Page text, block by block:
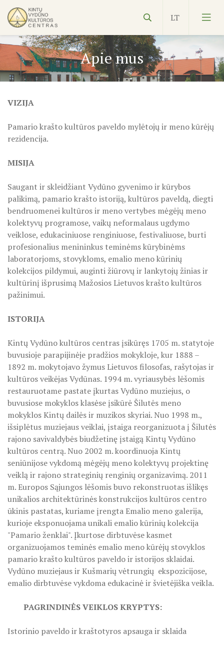
Ekspozicijos
NVŠ
Veiklos planas
KILNOJAMOJI Emalio darbų paroda KLAIPĖDOS
ŠILUTĖS ŽRVVG ,,ŽUVĖJŲ KRAŠTAS" PROJEKTAS 2025/
KULTŪROS MINISTERIJOS PROJEKTAS ''KODAS:
KPD PROJEKTAS ,,MAŽOSIOS LIETUVOS MOKYKLA-
KPD PROJEKTAS ,,MAŽOSIOS LIETUVOS MOKYKLA-
KPD PROJEKTAS ,,MAŽOSIOS LIETUVOS MOKYKLA-
KPD PROJEKTAS ,,MAŽOSIOS LIETUVOS MOKYKLA-
PROJEKTAS ,,KULTŪROS SKŪNĖ". Pavasario keramikos
PROJEKTAS ,,KULTŪROS SKŪNĖ". Keramikos dirbtuvėse-
PROJEKTAS ,,KULTŪROS SKŪNĖ". Apie projektą spaudoje
PROJEKTAS ,,KULTŪROS SKŪNĖ". Keramikos dirbtuvių
PROJEKTAS ,,KULTŪROS SKŪNĖ". Keramikos dirbtuvės
ES PROJEKTAS GENIUS LOCI. Išleistas bukletas ,,Vydūno
BAIGIAMAS ES PROJEKTAS GENIUS LOCI
ES PROJEKTAS GENIUS LOCI. Vydūno šviesos festivalis.
ES PROJEKTAS GENIUS LOCI. Vydūno šviesos festivalis.
ES PROJEKTAS GENIUS LOCI. Įrengtas Vydūno suolelis
ES PROJEKTAS GENIUS LOCI. Kieme ,,dygsta"
Apie mus
VIZIJA
Pamario krašto kultūros paveldo mylėtojų ir meno kūrėjų
rezidencija.
MISIJA
Saugant ir skleidžiant Vydūno gyvenimo ir kūrybos
palikimą, pamario krašto istoriją, kultūros paveldą, diegti
bendruomenei kultūros ir meno vertybes mėgėjų meno
kolektyvų programose, vaikų neformalaus ugdymo
veiklose, edukaciniuose renginiuose, festivaliuose, burti
profesionalius menininkus teminėms kūrybinėms
laboratorjoms, stovykloms, emalio meno kūrinių
kolekcijos pildymui, auginti žiūrovų ir lankytojų žinias ir
kultūrinį išprusimą Mažosios Lietuvos krašto kultūros
pažinimui.
ISTORIJA
Kintų Vydūno kultūros centras įsikūręs 1705 m. statytoje
buvusioje parapijinėje pradžios mokykloje, kur 1888 –
1892 m. mokytojavo žymus Lietuvos filosofas, rašytojas ir
kultūros veikėjas Vydūnas. 1994 m. vyriausybės lėšomis
restauruotame pastate įkurtas Vydūno muziejus, o
buvusiose mokyklos klasėse įsikūrė Šilutės meno
mokyklos Kintų dailės ir muzikos skyriai. Nuo 1998 m.,
išsiplėtus muziejaus veiklai, įstaiga reorganizuota į Šilutės
rajono savivaldybės biudžetinę įstaigą Kintų Vydūno
kultūros centrą. Nuo 2002 m. koordinuoja Kintų
seniūnijose vykdomą mėgėjų meno kolektyvų projektinę
veiklą ir rajono strateginių renginių organizavimą. 2011
m. Europos Sąjungos lėšomis buvo rekonstruotas išlikęs
unikalios architektūrinės konstrukcijos kultūros centro
ūkinis pastatas, kuriame įrengta Emalio meno galerija,
kurioje eksponuojama unikali emalio kūrinių kolekcija
"Pamario ženklai". Įkurtose dirbtuvėse kasmet
organizuojamos teminės emalio meno kūrėjų stovyklos
pamario krašto kultūros paveldo ir istorijos sklaidai.
Vydūno muziejaus ir Kušmarių vėtrungių ekspozicijose,
emalio dirbtuvėse vykdoma edukacinė ir švietėjiška veikla.
PAGRINDINĖS VEIKLOS KRYPTYS:
Istorinio paveldo ir kraštotyros apsauga ir sklaida